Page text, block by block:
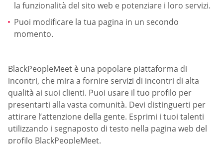
la funzionalità del sito web e potenziare i loro servizi.
Puoi modificare la tua pagina in un secondo
momento.
BlackPeopleMeet è una popolare piattaforma di
incontri, che mira a fornire servizi di incontri di alta
qualità ai suoi clienti. Puoi usare il tuo profilo per
presentarti alla vasta comunità. Devi distinguerti per
attirare l’attenzione della gente. Esprimi i tuoi talenti
utilizzando i segnaposto di testo nella pagina web del
profilo BlackPeopleMeet.